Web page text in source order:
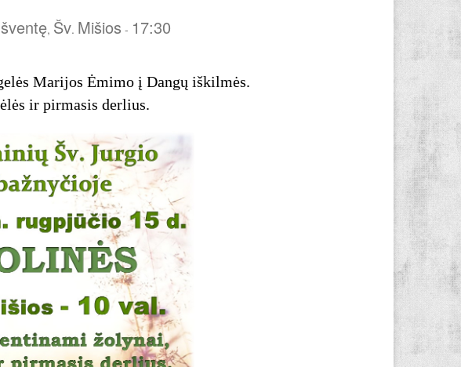
šventę, Šv. Mišios - 17:30
Marijos Ėmimo į Dangų iškilmės.
ir pirmasis derlius.